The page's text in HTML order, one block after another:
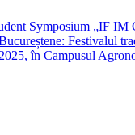
Symposium „IF IM
Festivalul
în Campusul